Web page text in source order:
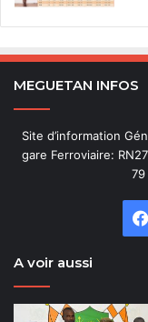
MEGUETAN INFOS
Site d’information
gare Ferroviaire:
79
A voir aussi